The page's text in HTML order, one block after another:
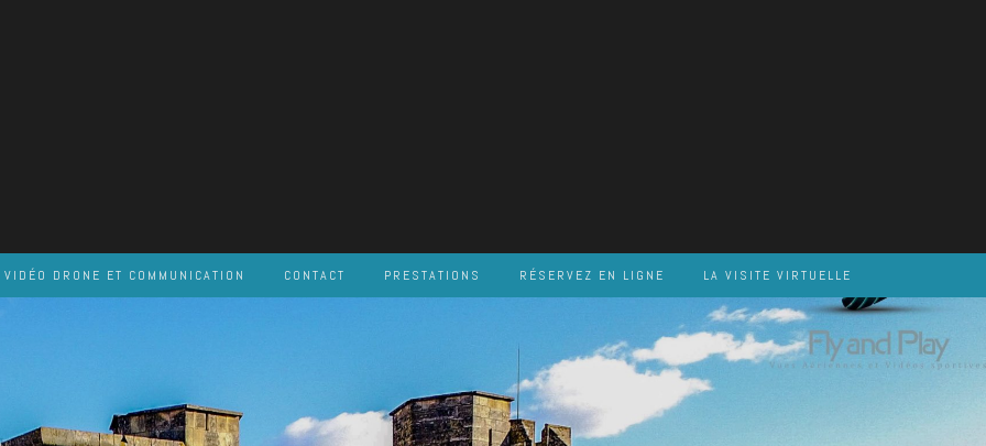
VIDÉO DRONE ET COMMUNICATION CONTACT PRESTATIONS RÉSERVEZ EN LIGNE LA VISITE VIRTUELLE